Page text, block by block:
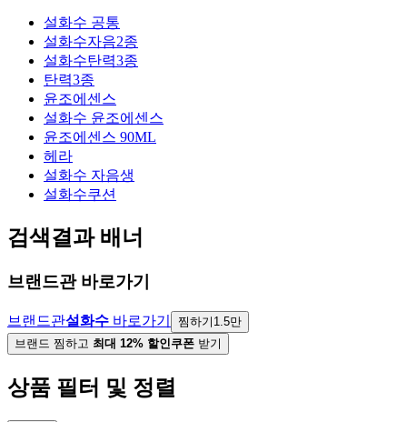
설화수 공통
설화수자음2종
설화수탄력3종
탄력3종
윤조에센스
설화수 윤조에센스
윤조에센스 90ML
헤라
설화수 자음생
설화수쿠션
검색결과 배너
브랜드관 바로가기
브랜드관설화수 바로가기 찜하기 1.5만
브랜드 찜하고 최대 12% 할인쿠폰 받기
상품 필터 및 정렬